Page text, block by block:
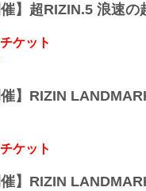
催】超RIZIN.5 浪速の
ケット
催】RIZIN
ケット
催】RIZIN